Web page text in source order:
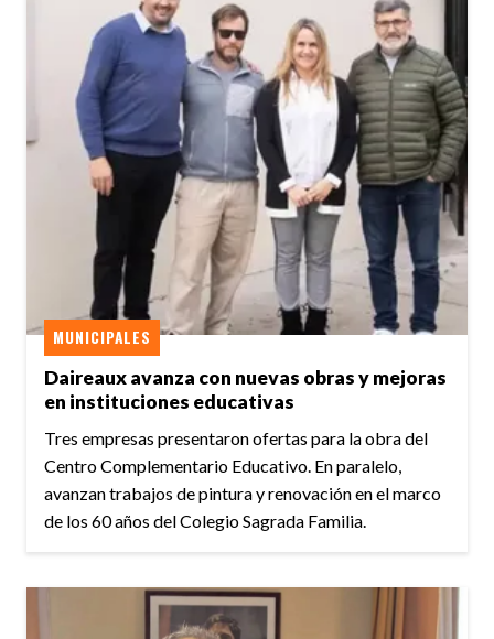
Daireaux avanza con nuevas obras y mejoras
en instituciones educativas
MUNICIPALES
Tres empresas presentaron ofertas para la obra del
Centro Complementario Educativo. En paralelo,
avanzan trabajos de pintura y renovación en el marco
de los 60 años del Colegio Sagrada Familia.